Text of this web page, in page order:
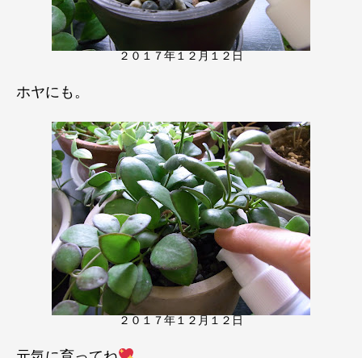
２０１７年１２月１２日
ホヤにも。
２０１７年１２月１２日